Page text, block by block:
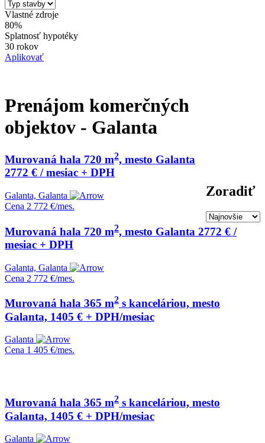
Vlastné zdroje
80%
Splatnosť hypotéky
30 rokov
Aplikovať
Prenájom komerčných
objektov - Galanta
Zoradiť
Murovaná hala 720 m2, mesto Galanta
2772 € / mesiac + DPH
Galanta, Galanta
Cena 2 772 €/mes.
Murovaná hala 720 m2, mesto Galanta 2772 € /
mesiac + DPH
Galanta, Galanta
Cena 2 772 €/mes.
Murovaná hala 365 m2 s kanceláriou, mesto
Galanta, 1405 € + DPH/mesiac
Galanta
Cena 1 405 €/mes.
Murovaná hala 365 m2 s kanceláriou, mesto
Galanta, 1405 € + DPH/mesiac
Galanta